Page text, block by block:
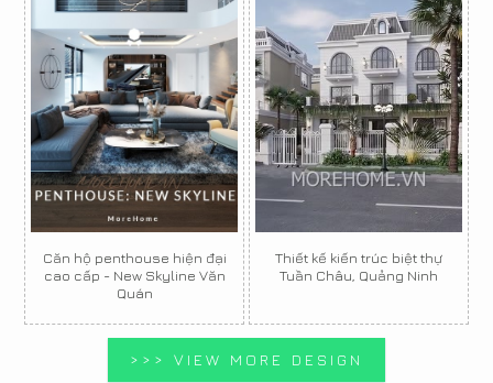
Căn hộ penthouse hiện đại
cao cấp - New Skyline Văn
Quán
Thiết kế kiến trúc biệt thự
Tuần Châu, Quảng Ninh
>>> VIEW MORE DESIGN